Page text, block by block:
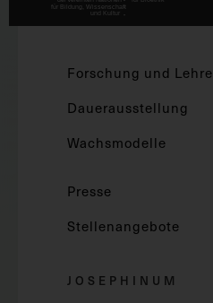
Forschung und Lehre
Dauerausstellung
Wachsmodelle
Presse
Stellenangebote
JOSEPHINUM